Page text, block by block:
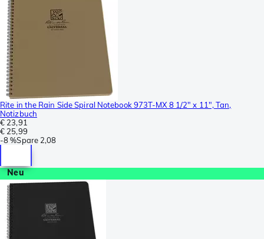
Rite in the Rain Side Spiral Notebook 973T-MX 8 1/2" x 11", Tan,
Notizbuch
€ 23,91
€ 25,99
-8 %Spare 2,08
Neu